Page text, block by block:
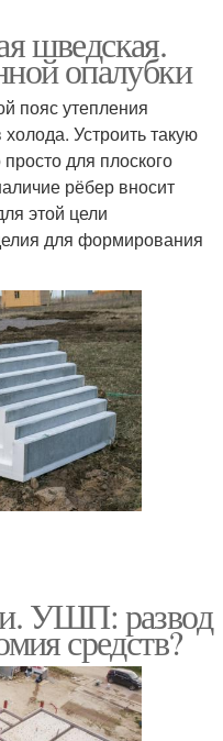
шведская.
опалубки
пояс утепления
Устроить такую
для плоского
рёбер вносит
этой цели
для формирования
УШП: развод
средств?